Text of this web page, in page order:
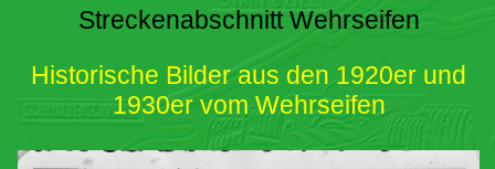
Streckenabschnitt Wehrseifen
Historische Bilder aus den 1920er und
1930er vom Wehrseifen